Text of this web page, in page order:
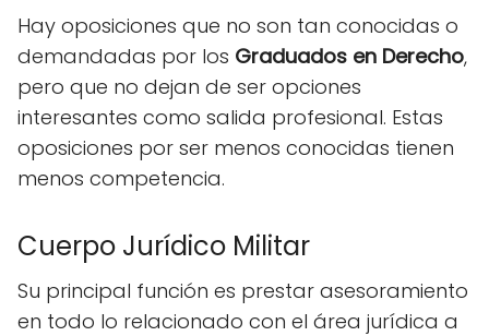
Hay oposiciones que no son tan conocidas o
demandadas por los Graduados en Derecho,
pero que no dejan de ser opciones
interesantes como salida profesional. Estas
oposiciones por ser menos conocidas tienen
menos competencia.
Cuerpo Jurídico Militar
Su principal función es prestar asesoramiento
en todo lo relacionado con el área jurídica a